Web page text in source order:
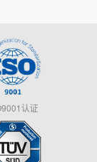
认证